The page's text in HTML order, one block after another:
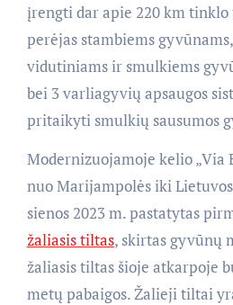
įrengti dar apie 220 km tinklo
perėjas stambiems
vidutiniams ir smulkiems
bei 3 varliagyvių apsaugos
pritaikyti smulkių sausumos
Modernizuojamoje kelio „Via
nuo Marijampolės iki
sienos 2023 m. pastatytas
žaliasis tiltas, skirtas gyvūnų
žaliasis tiltas šioje atkarpoje
metų pabaigos. Žalieji tiltai